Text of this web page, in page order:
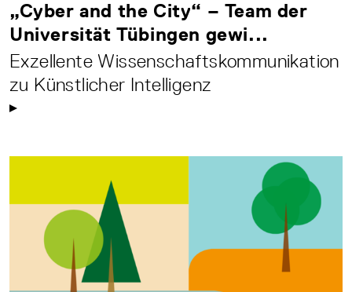
„Cyber and the City“ – Team der
Universität Tübingen gewi...
Exzellente Wissenschaftskommunikation
zu Künstlicher Intelligenz